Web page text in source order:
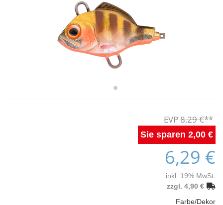
8,29 €
2,00 €
6,29 €
inkl. 19% MwSt.
zzgl. 4,90 €
Farbe/Dekor